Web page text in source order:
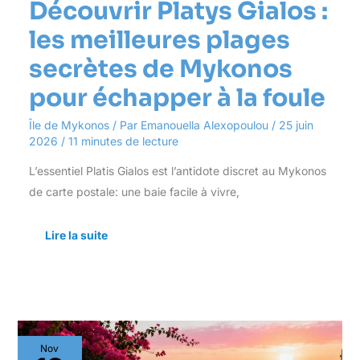
Découvrir Platys Gialos :
les meilleures plages
secrètes de Mykonos
pour échapper à la foule
Île de Mykonos/ Par Emanouella Alexopoulou / 25 juin
2026 / 11 minutes de lecture
L’essentiel Platis Gialos est l’antidote discret au Mykonos
de carte postale: une baie facile à vivre,
Lire la suite
Nov
Découvrir